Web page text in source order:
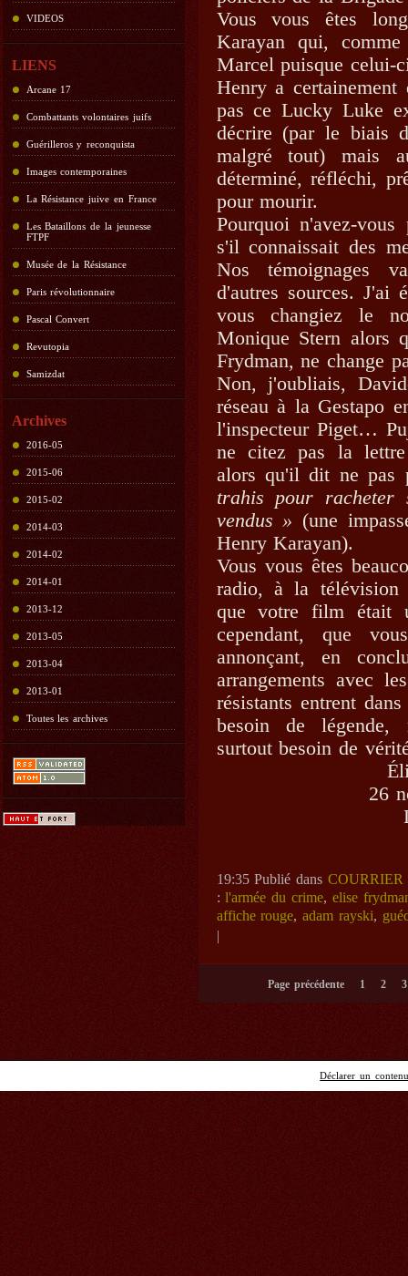
VIDEOS
LIENS
Arcane 17
Combattants volontaires juifs
Guérilleros y reconquista
Images contemporaines
La Résistance juive en France
Les Bataillons de la jeunesse
FTPF
Musée de la Résistance
Paris révolutionnaire
Pascal Convert
Revutopia
Samizdat
Archives
2016-05
2015-06
2015-02
2014-03
2014-02
2014-01
2013-12
2013-05
2013-04
2013-01
Toutes les archives
Vous vous êtes
Karayan qui,
Marcel puisque celui-
Henry a
pas ce Lucky Luke
décrire (par le biais
malgré tout) mais
déterminé, réfléchi,
pour mourir.
Pourquoi n'avez-
s'il connaissait des
Nos témoignages
d'autres sources. J'ai
vous changiez le
Monique Stern alors
Frydman, ne change
Non, j'oubliais,
réseau à la Gestapo
l'inspecteur Piget…
ne citez pas la
alors qu'il dit ne pas
trahis pour
vendus » (une
Henry Karayan).
Vous vous êtes
radio, à la télévision
que votre film était
cependant, que
annonçant, en
arrangements avec
résistants entrent
besoin de légende,
surtout besoin de
26
19:35 Publié dansCOURRIER
:l'armée du crime, elise
affiche rouge,adam rayski,
|
Page précédente 1 2 3
Déclarer un